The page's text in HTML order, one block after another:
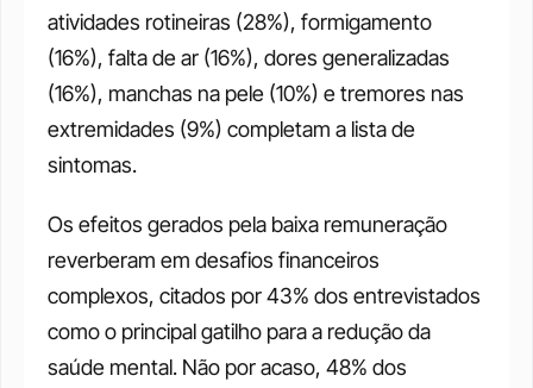
atividades rotineiras (28%), formigamento
(16%), falta de ar (16%), dores generalizadas
(16%), manchas na pele (10%) e tremores nas
extremidades (9%) completam a lista de
sintomas.
Os efeitos gerados pela baixa remuneração
reverberam em desafios financeiros
complexos, citados por 43% dos entrevistados
como o principal gatilho para a redução da
saúde mental. Não por acaso, 48% dos